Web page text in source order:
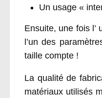
Un usage «
Ensuite, une fois l’
l’un des
taille compte !
La qualité de
matériaux utilisés